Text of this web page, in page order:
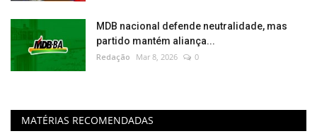
MDB nacional defende neutralidade, mas
partido mantém aliança...
Redação Mar 8, 2026 0
MATÉRIAS RECOMENDADAS